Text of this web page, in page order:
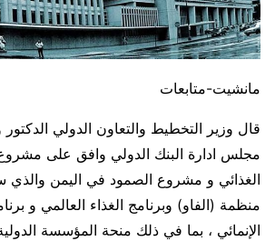
مانشيت-متابعات
قال وزير التخطيط والتعاون الدولي الدكتور
مجلس ادارة البنك الدولي وافق على مشروع
الغذائي و مشروع الصمود في اليمن والذي
منظمة (الفاو) وبرنامج الغذاء العالمي و